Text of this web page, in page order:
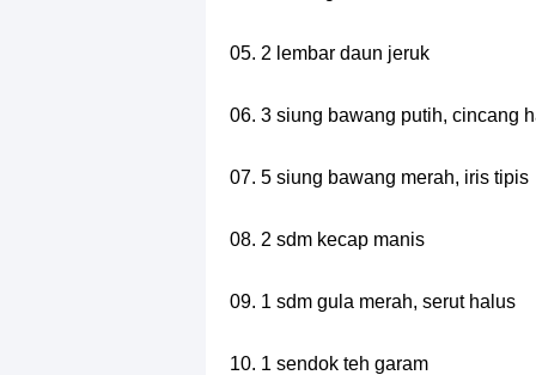
05. 2 lembar daun jeruk
06. 3 siung bawang putih, cincang
07. 5 siung bawang merah, iris tipis
08. 2 sdm kecap manis
09. 1 sdm gula merah, serut halus
10. 1 sendok teh garam